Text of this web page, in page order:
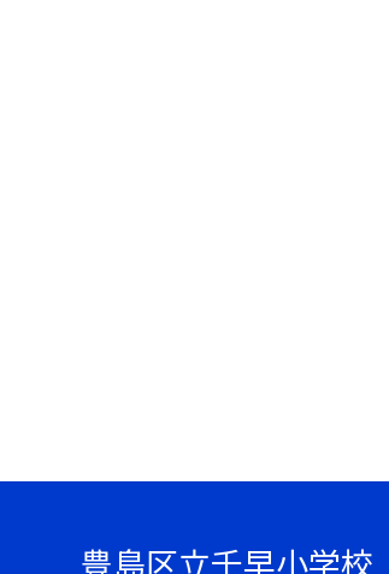
豊島区立千早小学校